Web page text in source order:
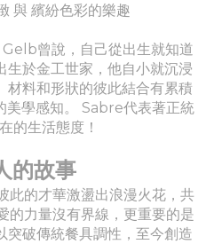
與 繽紛色彩的樂趣
曾說，自己從出生就知道
生於金工世家，他自小就沉浸
材料和形狀的彼此結合有累積
美學感知。 Sabre代表著正統
的生活態度！
的故事
此的才華激盪出浪漫火花，共
的力量沒有界線，更重要的是
破傳統餐具調性，至今創造